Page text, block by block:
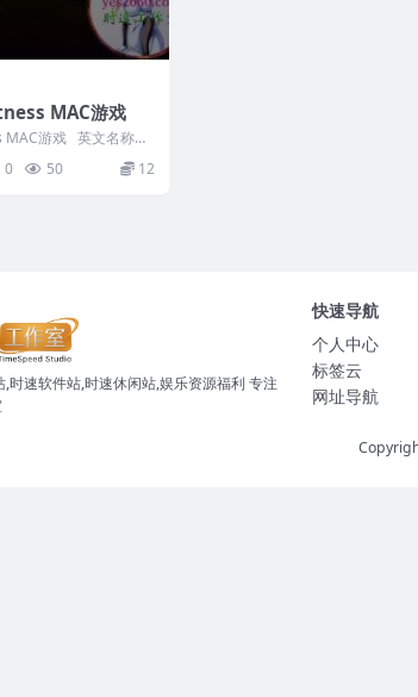
MAC游戏
MAC游戏 英文名称：
0 50 12
时速软件站,时速休闲站,娱乐资源福利 专注
快速导航
个人中心
标签云
网址导航